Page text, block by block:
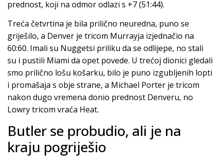
prednost, koji na odmor odlazi s +7 (51:44).
Treća četvrtina je bila prilično neuredna, puno se
griješilo, a Denver je tricom Murrayja izjednačio na
60:60. Imali su Nuggetsi priliku da se odlijepe, no stali
su i pustili Miami da opet povede. U trećoj dionici gledali
smo prilično lošu košarku, bilo je puno izgubljenih lopti
i promašaja s obje strane, a Michael Porter je tricom
nakon dugo vremena donio prednost Denveru, no
Lowry tricom vraća Heat.
Butler se probudio, ali je na
kraju pogriješio